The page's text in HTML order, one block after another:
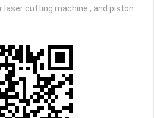
laser cutting machine , and piston